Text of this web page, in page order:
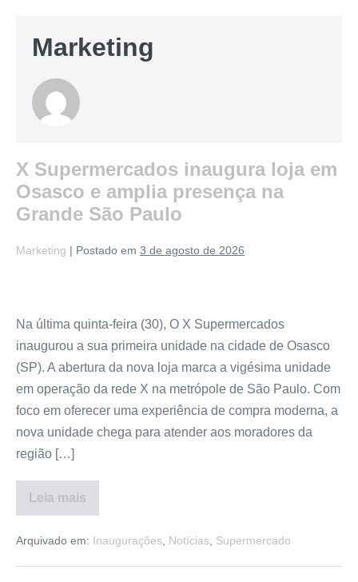
Marketing
X Supermercados inaugura loja em
Osasco e amplia presença na
Grande São Paulo
Marketing | Postado em 3 de agosto de 2026
Na última quinta-feira (30), O X Supermercados
inaugurou a sua primeira unidade na cidade de Osasco
(SP). A abertura da nova loja marca a vigésima unidade
em operação da rede X na metrópole de São Paulo. Com
foco em oferecer uma experiência de compra moderna, a
nova unidade chega para atender aos moradores da
região […]
Leia mais
Arquivado em: Inaugurações Notícias Supermercado